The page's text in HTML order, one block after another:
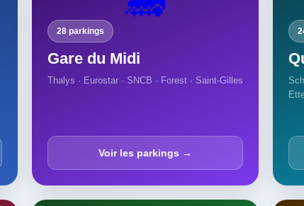
28 parkings
Gare du Midi
Thalys · Eurostar · SNCB · Forest · Saint-Gilles
Voir les parkings →